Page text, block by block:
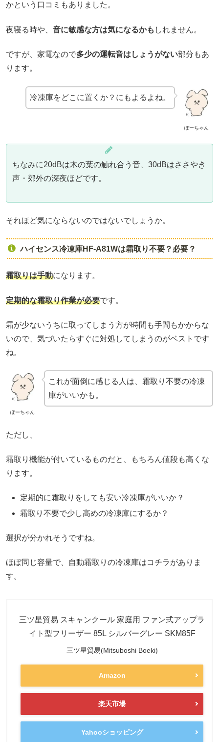
かという口コミもありました。
夜寝る時や、 音に敏感な方は気になるかも しれません。
ですが、家電なので多少の運転音はしょうがない部分もあ
ります。
ぽーちゃん
冷凍庫をどこに置くか？にもよるよね。
ちなみに20dBは木の葉の触れ合う音、30dBはささやき
声・郊外の深夜ほどです。
それほど気にならないのではないでしょうか。
ハイセンス冷凍庫HF-A81Wは霜取り不要？必要？
霜取りは手動になります。
定期的な霜取り作業が必要です。
霜が少ないうちに取ってしまう方が時間も手間もかからな
いので、気づいたらすぐに対処してしまうのがベストです
ね。
ぽーちゃん
これが面倒に感じる人は、霜取り不要の冷凍
庫がいいかも。
ただし、
霜取り機能が付いているものだと、もちろん値段も高くな
ります。
定期的に霜取りをしても安い冷凍庫がいいか？
霜取り不要で少し高めの冷凍庫にするか？
選択が分かれそうですね。
ほぼ同じ容量で、自動霜取りの冷凍庫はコチラがありま
す。
三ツ星貿易 スキャンクール 家庭用 ファン式アップラ
イト型フリーザー 85L シルバーグレー SKM85F
三ツ星貿易(Mitsuboshi Boeki)
Amazon
楽天市場
Yahooショッピング